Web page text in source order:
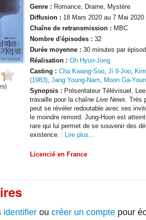
Genre : Romance, Drame, Mystère
Diffusion : 18 Mars 2020 au 7 Mai 2020
Chaîne de retransmission : MBC
Nombre d'épisodes : 32
Durée moyenne : 30 minutes par
Réalisation : Oh Hyun-Jong
Casting : Cha Kwang-Soo, Ji Il-Joo,
(1983), Jang Young-Nam, Moon Ga-
Synopsis : Présentateur Télévisuel,
travaille pour la chaîne Live News. Très
peut se révéler redoutable avec ses
le moindre remord. Jung-Hoon est
rare qui lui permet de se souvenir des
existence.
Lire plus...
Licencié en France
identifier ou créer un compte pour